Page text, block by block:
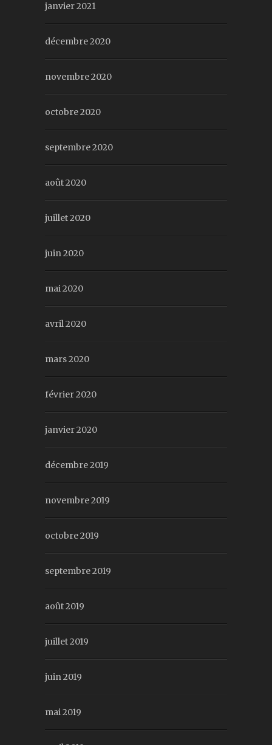
janvier 2021
décembre 2020
novembre 2020
octobre 2020
septembre 2020
août 2020
juillet 2020
juin 2020
mai 2020
avril 2020
mars 2020
février 2020
janvier 2020
décembre 2019
novembre 2019
octobre 2019
septembre 2019
août 2019
juillet 2019
juin 2019
mai 2019